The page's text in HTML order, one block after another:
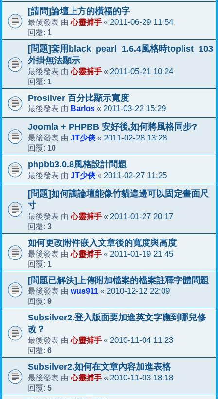
[請問]論壇上方的橫福的字
最後發表 由心靈捕手 « 2011-06-29 11:54
回覆: 1
[問題]套用black_pearl_1.6.4風格時toplist_103
外掛無法顯示
最後發表 由心靈捕手 « 2011-05-21 10:24
回覆: 1
Prosilver 百分比顯示寬度
最後發表 由 Barlos « 2011-03-22 15:29
Joomla + PHPBB 安好後,如何將風格同步?
最後發表 由 JT少俠 « 2011-02-28 13:28
回覆: 10
phpbb3.0.8風格設計問題
最後發表 由 JT少俠 « 2011-02-27 11:25
[問題]如何讓論壇能像竹貓這邊可以固定畫面尺
寸
最後發表 由心靈捕手 « 2011-01-27 20:17
回覆: 3
如何更改附件嵌入文章後的寬度與高度
最後發表 由心靈捕手 « 2011-01-19 21:45
回覆: 1
[問題已解決]上傳附加檔案的檔案註釋字體問題
最後發表 由 wus911 « 2010-12-12 22:09
回覆: 9
Subsilver2.登入版面要加進英文字應到哪兒修
改？
最後發表 由心靈捕手 « 2010-11-04 11:23
回覆: 6
Subsilver2.如何在文章內容加進表格
最後發表 由心靈捕手 « 2010-11-03 18:18
回覆: 5